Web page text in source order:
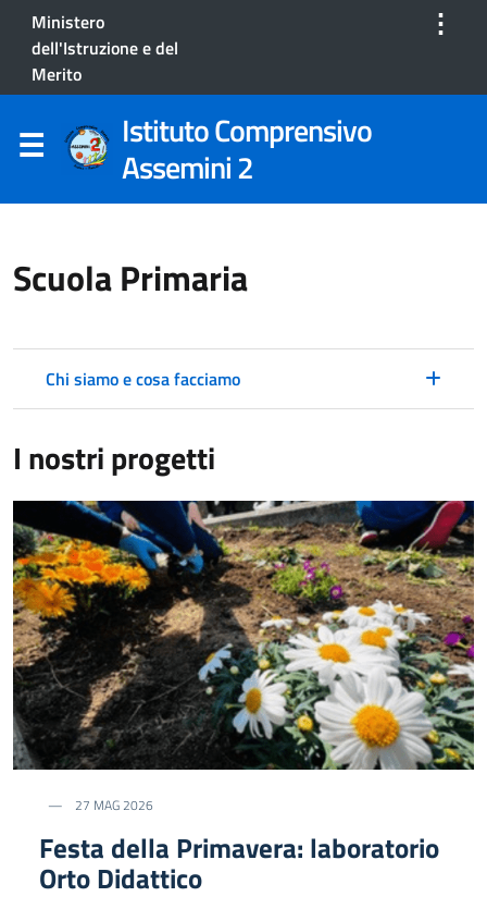
Ministero
dell'Istruzione e del
Merito
⋮
Istituto Comprensivo
Assemini 2
Scuola Primaria
Chi siamo e cosa facciamo
I nostri progetti
27 MAG 2026
Festa della Primavera: laboratorio
Orto Didattico